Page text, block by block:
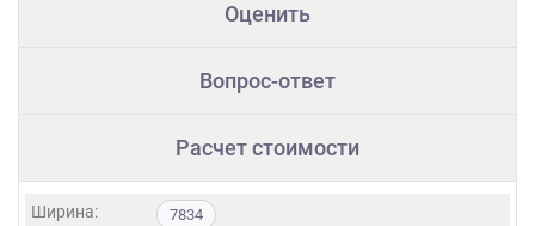
Оценить
Вопрос-ответ
Расчет стоимости
Ширина: 7834